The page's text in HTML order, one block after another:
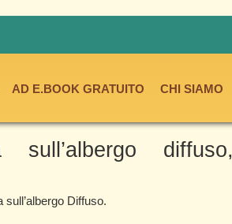
AD E.BOOK GRATUITO CHI SIAMO
diffuso,
Diffuso.